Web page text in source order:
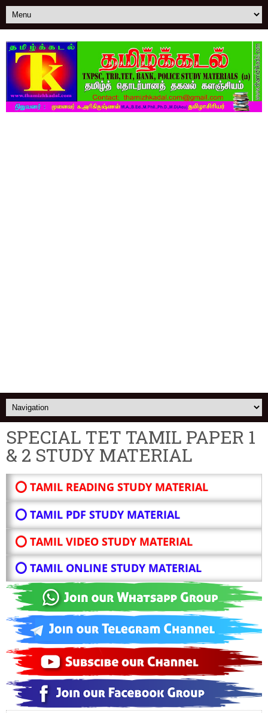
SPECIAL TET TAMIL PAPER 1
& 2 STUDY MATERIAL
⭕ TAMIL READING STUDY MATERIAL
⭕ TAMIL PDF STUDY MATERIAL
⭕ TAMIL VIDEO STUDY MATERIAL
⭕ TAMIL ONLINE STUDY MATERIAL